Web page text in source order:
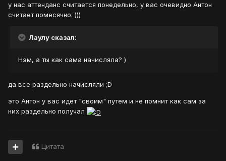
у нас аттенданс считается понедельно, у вас очевидно Антон
считает помесячно. )))
Лаулу сказал:
Нэм, а ты как сама начисляла? )
да все раздельно начисляли ;D
это Антон у вас идет "своим" путем и не помнит как сам за
них раздельно получал
Цитата